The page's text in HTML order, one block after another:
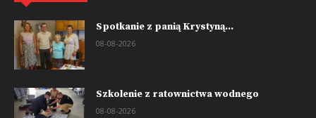
Spotkanie z panią Krystyną...
08-08-2026
Szkolenie z ratownictwa wodnego
08-08-2026